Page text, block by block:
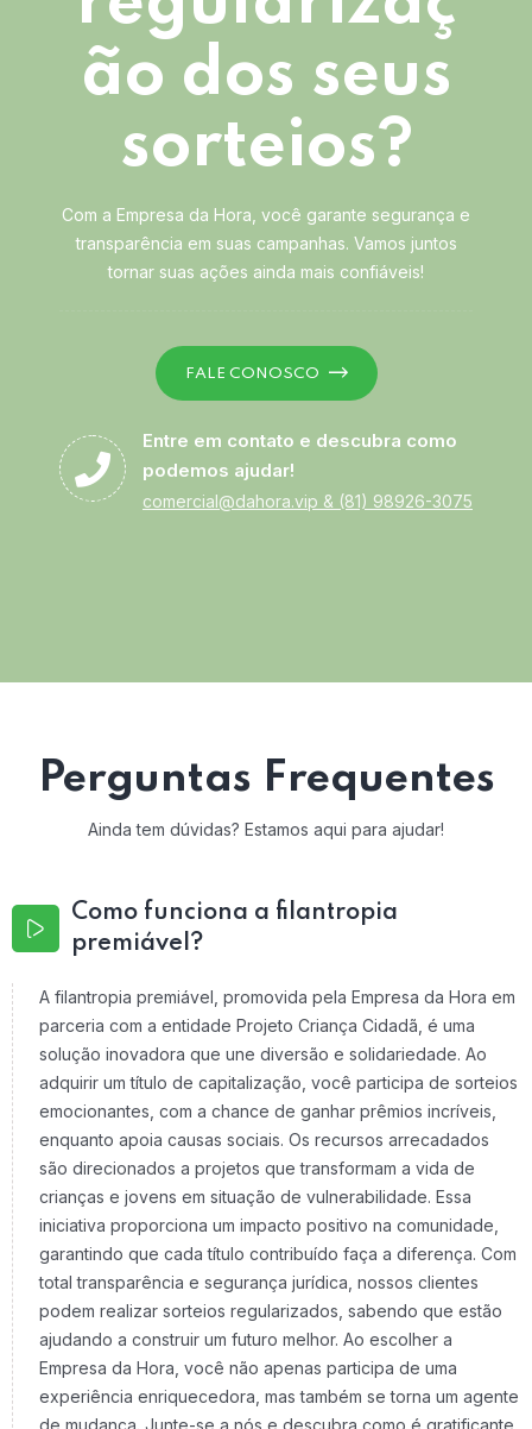
ão dos seus
sorteios?
Com a Empresa da Hora, você garante segurança e
transparência em suas campanhas. Vamos juntos
tornar suas ações ainda mais confiáveis!
FALE CONOSCO
Entre em contato e descubra como
podemos ajudar!
comercial@dahora.vip & (81) 98926-3075
Perguntas Frequentes
Ainda tem dúvidas? Estamos aqui para ajudar!
Como funciona a filantropia
premiável?
A filantropia premiável, promovida pela Empresa da Hora em
parceria com a entidade Projeto Criança Cidadã, é uma
solução inovadora que une diversão e solidariedade. Ao
adquirir um título de capitalização, você participa de sorteios
emocionantes, com a chance de ganhar prêmios incríveis,
enquanto apoia causas sociais. Os recursos arrecadados
são direcionados a projetos que transformam a vida de
crianças e jovens em situação de vulnerabilidade. Essa
iniciativa proporciona um impacto positivo na comunidade,
garantindo que cada título contribuído faça a diferença. Com
total transparência e segurança jurídica, nossos clientes
podem realizar sorteios regularizados, sabendo que estão
ajudando a construir um futuro melhor. Ao escolher a
Empresa da Hora, você não apenas participa de uma
experiência enriquecedora, mas também se torna um agente
de mudança. Junte-se a nós e descubra como é gratificante